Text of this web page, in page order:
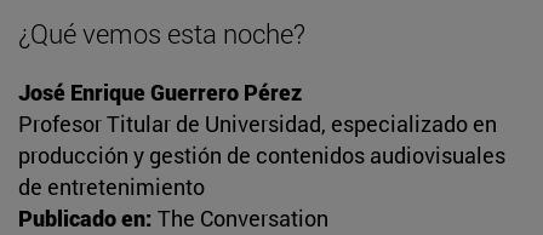
¿Qué vemos esta noche?
José Enrique Guerrero Pérez
Profesor Titular de Universidad, especializado en
producción y gestión de contenidos audiovisuales
de entretenimiento
Publicado en: The Conversation